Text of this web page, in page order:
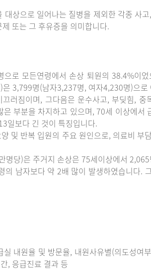
대상으로 일어나는 질병을 제외한 각종 사
또는 그 후유증을 의미합니다.
로 모든연령에서 손상 퇴원의 38.4%이
3,799명(남자3,237명, 여자4,230명)으
러짐이며, 그다음은 운수사고, 부딪힘,
부분을 차지하고 있으며, 70세 이상에서
일보다 긴 것이 특징입니다.
및 반복 입원의 주요 원인으로, 의료비
명당)은 주거지 손상은 75세이상에서
남자보다 약 2배 많이 발생하였습니다.
내원율 및 방문율, 내원사유별(의도성여
, 응급진료 결과 등